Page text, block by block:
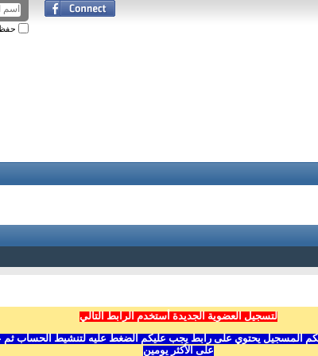
حفظ
لتسجيل العضوية الجديدة أستخدم الرابط التالي
المسجيل يحتوي على رابط يجب عليكم الضغط عليه لتنشيط الحساب ثم
على الأكثر يومين